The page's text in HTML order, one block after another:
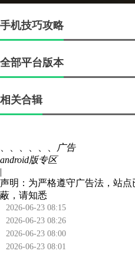
手机技巧攻略
全部平台版本
相关合辑
广告
android版专区
|
声明：为严格遵守广告法，站
蔽，请知悉
2026-06-23 08:15
2026-06-23 08:26
2026-06-23 08:00
2026-06-23 08:01